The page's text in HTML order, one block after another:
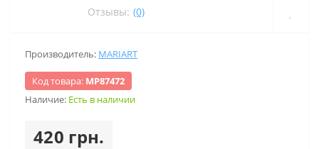
Отзывы: (0)
Производитель: MARIART
Код товара: МР87472
Наличие: Есть в наличии
420 грн.